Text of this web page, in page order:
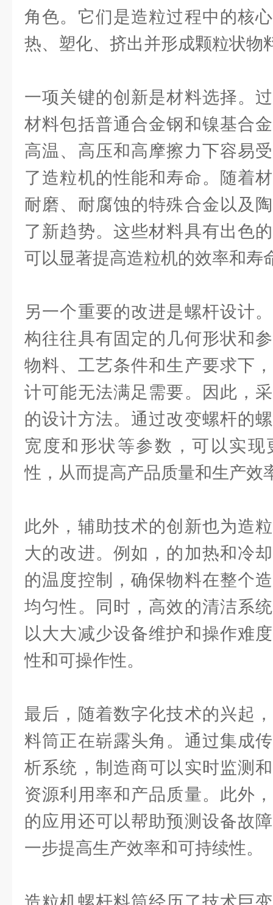
角色。它们是造粒过程中的核
热、塑化、挤出并形成颗粒状物
一项关键的创新是材料选择。
材料包括普通合金钢和镍基合
高温、高压和高摩擦力下容易
了造粒机的性能和寿命。随着
耐磨、耐腐蚀的特殊合金以及
了新趋势。这些材料具有出色
可以显著提高造粒机的效率和寿
另一个重要的改进是螺杆设计
构往往具有固定的几何形状和
物料、工艺条件和生产要求下
计可能无法满足需要。因此，
的设计方法。通过改变螺杆的
宽度和形状等参数，可以实
性，从而提高产品质量和生产效
此外，辅助技术的创新也为造
大的改进。例如，的加热和冷
的温度控制，确保物料在整个
均匀性。同时，高效的清洁系
以大大减少设备维护和操作难
性和可操作性。
最后，随着数字化技术的兴起
料筒正在崭露头角。通过集成
析系统，制造商可以实时监测
资源利用率和产品质量。此外
的应用还可以帮助预测设备故
一步提高生产效率和可持续性。